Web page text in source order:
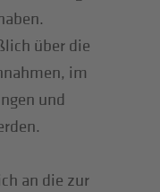
über die
im
und
an die zur